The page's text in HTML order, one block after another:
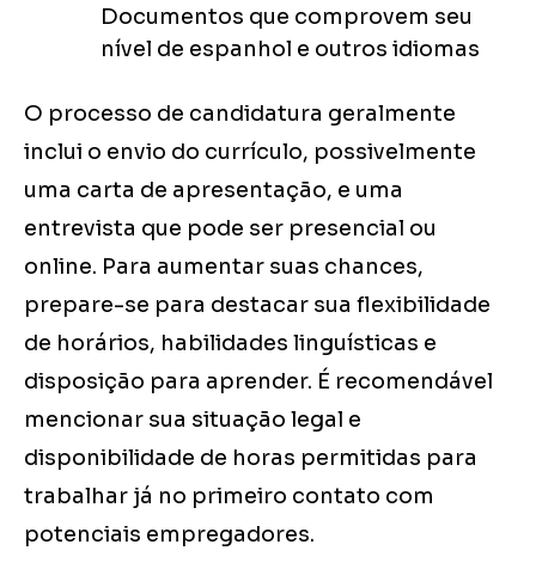
Documentos que comprovem seu
nível de espanhol e outros idiomas
O processo de candidatura geralmente
inclui o envio do currículo, possivelmente
uma carta de apresentação, e uma
entrevista que pode ser presencial ou
online. Para aumentar suas chances,
prepare-se para destacar sua flexibilidade
de horários, habilidades linguísticas e
disposição para aprender. É recomendável
mencionar sua situação legal e
disponibilidade de horas permitidas para
trabalhar já no primeiro contato com
potenciais empregadores.